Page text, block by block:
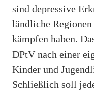
sind depressive
ländliche
kämpfen haben.
DPtV nach einer
Kinder und
Schließlich soll